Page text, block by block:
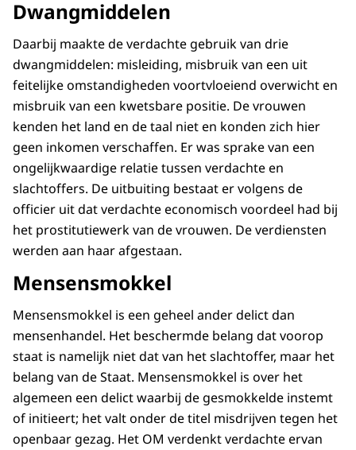
Dwangmiddelen
Daarbij maakte de verdachte gebruik van drie
dwangmiddelen: misleiding, misbruik van een uit
feitelijke omstandigheden voortvloeiend overwicht en
misbruik van een kwetsbare positie. De vrouwen
kenden het land en de taal niet en konden zich hier
geen inkomen verschaffen. Er was sprake van een
ongelijkwaardige relatie tussen verdachte en
slachtoffers. De uitbuiting bestaat er volgens de
officier uit dat verdachte economisch voordeel had bij
het prostitutiewerk van de vrouwen. De verdiensten
werden aan haar afgestaan.
Mensensmokkel
Mensensmokkel is een geheel ander delict dan
mensenhandel. Het beschermde belang dat voorop
staat is namelijk niet dat van het slachtoffer, maar het
belang van de Staat. Mensensmokkel is over het
algemeen een delict waarbij de gesmokkelde instemt
of initieert; het valt onder de titel misdrijven tegen het
openbaar gezag. Het OM verdenkt verdachte ervan